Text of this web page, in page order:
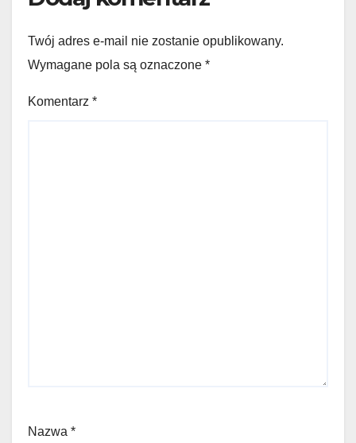
Twój adres e-mail nie zostanie opublikowany.
Wymagane pola są oznaczone *
Komentarz *
Nazwa *